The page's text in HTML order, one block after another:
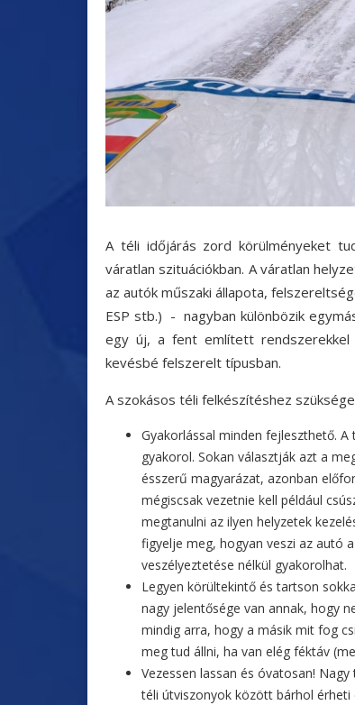
A téli időjárás zord körülményeket
váratlan szituációkban. A váratlan
az autók műszaki állapota,
ESP stb.) - nagyban különbözik
egy új, a fent említett rendszerekkel
kevésbé felszerelt típusban.
A szokásos téli felkészítéshez
Gyakorlással minden fejleszthető.
gyakorol. Sokan választják azt a
ésszerű magyarázat, azonban
mégiscsak vezetnie kell például
megtanulni az ilyen helyzetek
figyelje meg, hogyan veszi az autó
veszélyeztetése nélkül gyakorolhat.
Legyen körültekintő és tartson
nagy jelentősége van annak, hogy
mindig arra, hogy a másik mit fog
meg tud állni, ha van elég féktáv
Vezessen lassan és óvatosan!
téli útviszonyok között bárhol